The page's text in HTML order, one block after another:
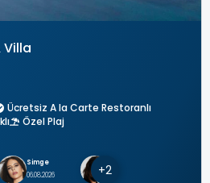
Villa
Ücretsiz A la Carte Restoranlı
Özel Plaj
Simge
06.08.2026
+2